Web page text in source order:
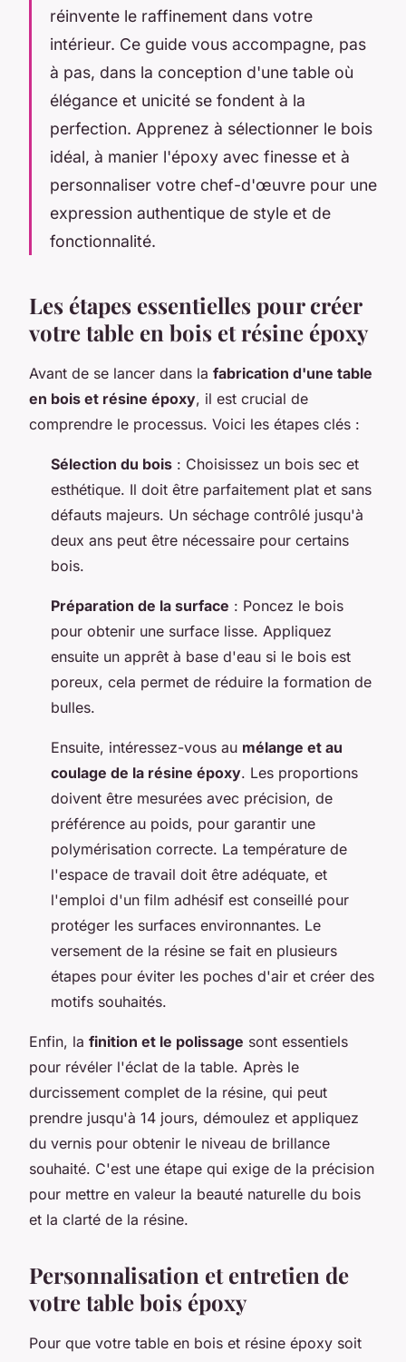
réinvente le raffinement dans votre
intérieur. Ce guide vous accompagne, pas
à pas, dans la conception d'une table où
élégance et unicité se fondent à la
perfection. Apprenez à sélectionner le bois
idéal, à manier l'époxy avec finesse et à
personnaliser votre chef-d'œuvre pour une
expression authentique de style et de
fonctionnalité.
Les étapes essentielles pour créer
votre table en bois et résine époxy
Avant de se lancer dans la fabrication d'une table
en bois et résine époxy, il est crucial de
comprendre le processus. Voici les étapes clés :
Sélection du bois : Choisissez un bois sec et
esthétique. Il doit être parfaitement plat et sans
défauts majeurs. Un séchage contrôlé jusqu'à
deux ans peut être nécessaire pour certains
bois.
Préparation de la surface : Poncez le bois
pour obtenir une surface lisse. Appliquez
ensuite un apprêt à base d'eau si le bois est
poreux, cela permet de réduire la formation de
bulles.
Ensuite, intéressez-vous au mélange et au
coulage de la résine époxy. Les proportions
doivent être mesurées avec précision, de
préférence au poids, pour garantir une
polymérisation correcte. La température de
l'espace de travail doit être adéquate, et
l'emploi d'un film adhésif est conseillé pour
protéger les surfaces environnantes. Le
versement de la résine se fait en plusieurs
étapes pour éviter les poches d'air et créer des
motifs souhaités.
Enfin, la finition et le polissage sont essentiels
pour révéler l'éclat de la table. Après le
durcissement complet de la résine, qui peut
prendre jusqu'à 14 jours, démoulez et appliquez
du vernis pour obtenir le niveau de brillance
souhaité. C'est une étape qui exige de la précision
pour mettre en valeur la beauté naturelle du bois
et la clarté de la résine.
Personnalisation et entretien de
votre table bois époxy
Pour que votre table en bois et résine époxy soit